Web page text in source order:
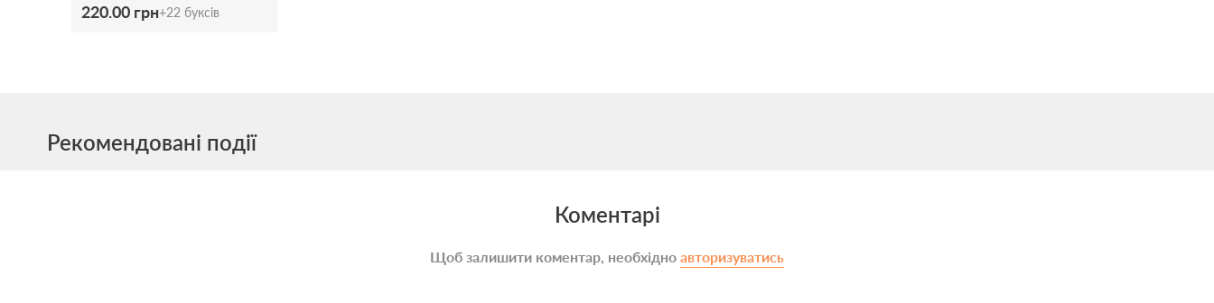
220.00 грн+22 буксів
Рекомендовані події
Коментарі
Щоб залишити коментар, необхідно авторизуватись